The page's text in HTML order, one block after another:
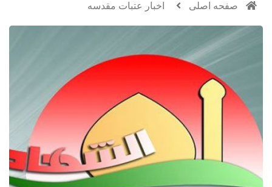
صفحه اصلی اخبار عتبات مقدسه